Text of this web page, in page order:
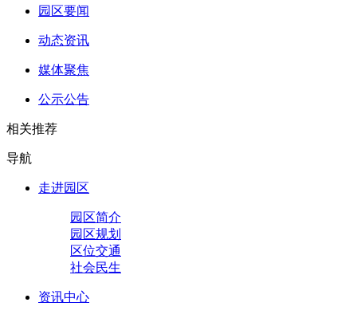
园区要闻
动态资讯
媒体聚焦
公示公告
相关推荐
导航
走进园区
园区简介
园区规划
区位交通
社会民生
资讯中心